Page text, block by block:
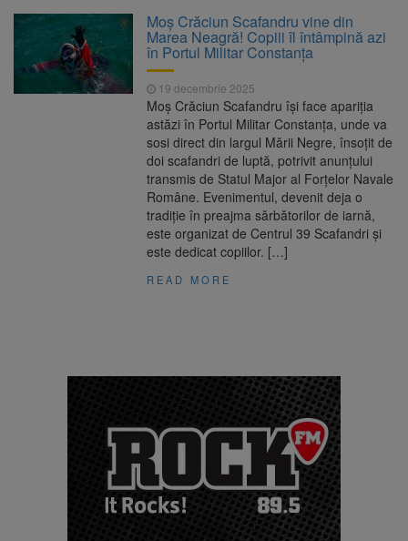
propriul record mondial. Betty Bromage a
zburat din nou pe aripa unui avion
9 august 2026
Tristan Tate cer eliberarea lor pe cauțiune în
Se schimbă examenul de
medic specialist. Subiecte unice în toată țara,
aceeași oră și același barem
Se schimbă regulile pentru
capsulele de cafea și ambalajele de unică
folosință. Noul regulament UE se aplică din 12
Moș Crăciun Scafandru vine din
Marea Neagră! Copiii îl întâmpină azi
în Portul Militar Constanța
19 decembrie 2025
Moș Crăciun Scafandru își face apariția
astăzi în Portul Militar Constanța, unde va
sosi direct din largul Mării Negre, însoțit de
doi scafandri de luptă, potrivit anunțului
transmis de Statul Major al Forțelor Navale
Române. Evenimentul, devenit deja o
tradiție în preajma sărbătorilor de iarnă,
este organizat de Centrul 39 Scafandri și
este dedicat copiilor. […]
READ MORE